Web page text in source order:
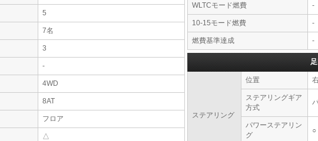
5
7名
3
-
4WD
8AT
フロア
△
WLTCモード燃費 -
10-15モード燃費 -
燃費基準達成 -
ステアリング
位置
ステアリングギア
方式
パワーステアリン
グ
○